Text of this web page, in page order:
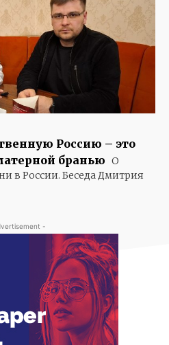
Россию – это
бранью О
в России. Беседа Дмитрия
-